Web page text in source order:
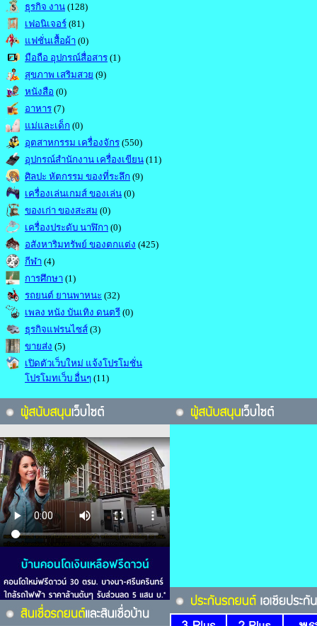
ธุรกิจ งาน (128)
เฟอนิเจอร์ (81)
แฟชั่นเสื้อผ้า (0)
มือถือ อุปกรณ์สื่อสาร (1)
สุขภาพ เสริมสวย (9)
หนังสือ (0)
อาหาร (7)
แม่และเด็ก (0)
อุตสาหกรรม เครื่องจักร (550)
อุปกรณ์สำนักงาน เครื่องเขียน (11)
ศิลปะ หัตกรรม ของที่ระลึก (9)
เครื่องเล่นเกมส์ ของเล่น (0)
ของเก่า ของสะสม (0)
เครื่องประดับ นาฬิกา (0)
อสังหาริมทรัพย์ ของตกแต่ง (425)
กีฬา (4)
การศึกษา (1)
รถยนต์ ยานพาหนะ (32)
เพลง หนัง บันเทิง ดนตรี (0)
ธุรกิจแฟรนไซส์ (3)
ขายส่ง (5)
เปิดตัวเว็บใหม่ แจ้งโปรโมชั่น
โปรโมทเว็บ อื่นๆ (11)